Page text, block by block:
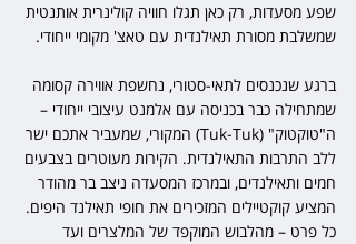
שפע מסעדות, רק כאן תגלו חוויה קולינרית אותנטית
שמשלבת מסורת תאילנדית עם טאצ' מקומי ייחודי.
ברגע שנכנסים לתאי-סטורי, נחשפת אווירה קסומה
שמתחילה כבר בכניסה עם אלמנט עיצובי ייחודי –
ה"טוקטוק" (Tuk-Tuk) המקורי, שמעביר אתכם ישר
ללב התרבות התאילנדית. הקירות מעוטרים בצבעים
חמים ותאילנדים, ובמרכז המסעדה ניצב בר מהודר
המציע קוקטיילים המזכירים את חופי תאילנד היפים.
כל פרט – מהלבוש המוקפד של המלצרים ועד